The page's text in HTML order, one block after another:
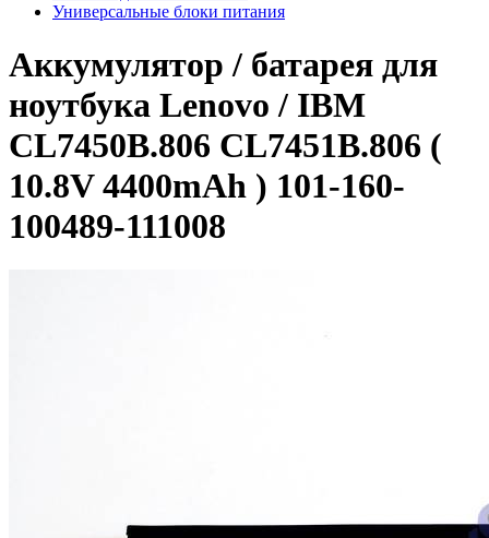
Универсальные блоки питания
Аккумулятор / батарея для
ноутбука Lenovo / IBM
CL7450B.806 CL7451B.806 (
10.8V 4400mAh ) 101-160-
100489-111008